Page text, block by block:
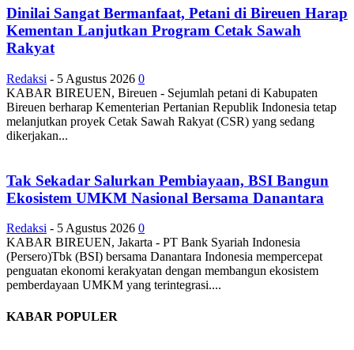
Dinilai Sangat Bermanfaat, Petani di Bireuen Harap
Kementan Lanjutkan Program Cetak Sawah
Rakyat
Redaksi - 5 Agustus 2026 0
KABAR BIREUEN, Bireuen - Sejumlah petani di Kabupaten
Bireuen berharap Kementerian Pertanian Republik Indonesia tetap
melanjutkan proyek Cetak Sawah Rakyat (CSR) yang sedang
dikerjakan...
Tak Sekadar Salurkan Pembiayaan, BSI Bangun
Ekosistem UMKM Nasional Bersama Danantara
Redaksi - 5 Agustus 2026 0
KABAR BIREUEN, Jakarta - PT Bank Syariah Indonesia
(Persero)Tbk (BSI) bersama Danantara Indonesia mempercepat
penguatan ekonomi kerakyatan dengan membangun ekosistem
pemberdayaan UMKM yang terintegrasi....
KABAR POPULER